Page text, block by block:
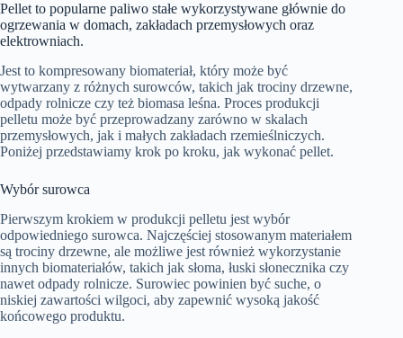
Pellet to popularne paliwo stałe wykorzystywane głównie do
ogrzewania w domach, zakładach przemysłowych oraz
elektrowniach.
Jest to kompresowany biomateriał, który może być
wytwarzany z różnych surowców, takich jak trociny drzewne,
odpady rolnicze czy też biomasa leśna. Proces produkcji
pelletu może być przeprowadzany zarówno w skalach
przemysłowych, jak i małych zakładach rzemieślniczych.
Poniżej przedstawiamy krok po kroku, jak wykonać pellet.
Wybór surowca
Pierwszym krokiem w produkcji pelletu jest wybór
odpowiedniego surowca. Najczęściej stosowanym materiałem
są trociny drzewne, ale możliwe jest również wykorzystanie
innych biomateriałów, takich jak słoma, łuski słonecznika czy
nawet odpady rolnicze. Surowiec powinien być suche, o
niskiej zawartości wilgoci, aby zapewnić wysoką jakość
końcowego produktu.